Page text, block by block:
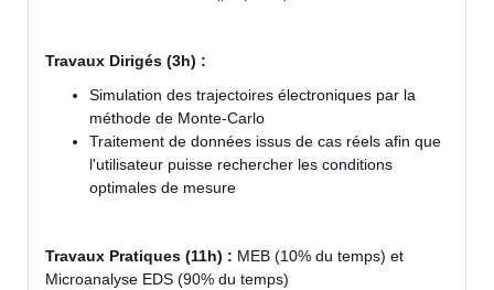
Travaux Dirigés (3h) :
Simulation des trajectoires électroniques par la
méthode de Monte-Carlo
Traitement de données issus de cas réels afin que
l'utilisateur puisse rechercher les conditions
optimales de mesure
Travaux Pratiques (11h) : MEB (10% du temps) et
Microanalyse EDS (90% du temps)